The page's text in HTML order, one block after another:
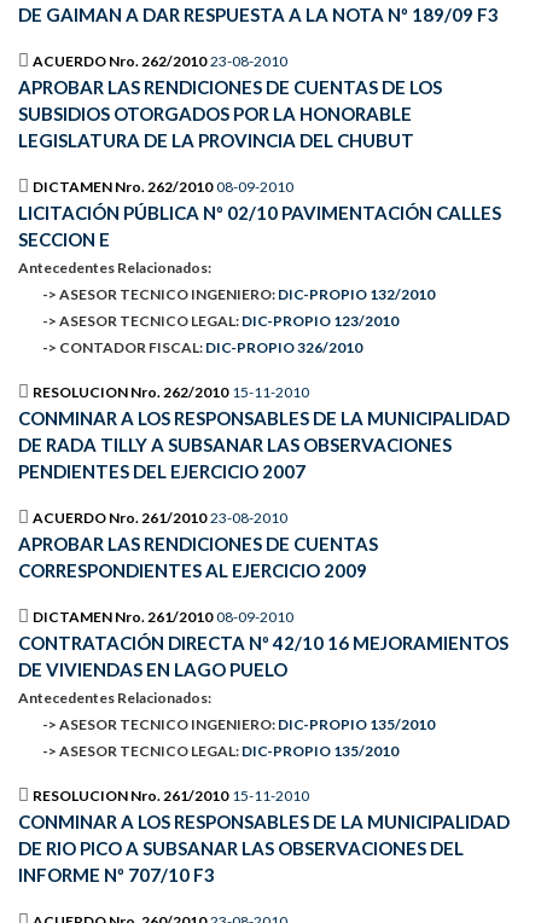
DE GAIMAN A DAR RESPUESTA A LA NOTA Nº 189/09 F3
ACUERDO Nro. 262/2010 23-08-2010
APROBAR LAS RENDICIONES DE CUENTAS DE LOS
SUBSIDIOS OTORGADOS POR LA HONORABLE
LEGISLATURA DE LA PROVINCIA DEL CHUBUT
DICTAMEN Nro. 262/2010 08-09-2010
LICITACIÓN PÚBLICA Nº 02/10 PAVIMENTACIÓN CALLES
SECCION E
Antecedentes Relacionados:
-> ASESOR TECNICO INGENIERO: DIC-PROPIO 132/2010
-> ASESOR TECNICO LEGAL: DIC-PROPIO 123/2010
-> CONTADOR FISCAL: DIC-PROPIO 326/2010
RESOLUCION Nro. 262/2010 15-11-2010
CONMINAR A LOS RESPONSABLES DE LA MUNICIPALIDAD
DE RADA TILLY A SUBSANAR LAS OBSERVACIONES
PENDIENTES DEL EJERCICIO 2007
ACUERDO Nro. 261/2010 23-08-2010
APROBAR LAS RENDICIONES DE CUENTAS
CORRESPONDIENTES AL EJERCICIO 2009
DICTAMEN Nro. 261/2010 08-09-2010
CONTRATACIÓN DIRECTA Nº 42/10 16 MEJORAMIENTOS
DE VIVIENDAS EN LAGO PUELO
Antecedentes Relacionados:
-> ASESOR TECNICO INGENIERO: DIC-PROPIO 135/2010
-> ASESOR TECNICO LEGAL: DIC-PROPIO 135/2010
RESOLUCION Nro. 261/2010 15-11-2010
CONMINAR A LOS RESPONSABLES DE LA MUNICIPALIDAD
DE RIO PICO A SUBSANAR LAS OBSERVACIONES DEL
INFORME Nº 707/10 F3